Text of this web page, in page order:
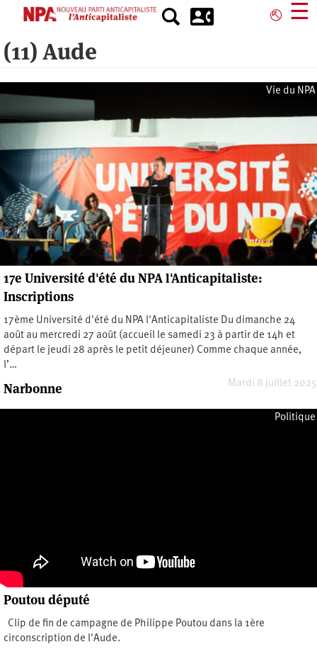
principal
⎋ ☰
(11) Aude
Vie du NPA
17e Université d'été du NPA l'Anticapitaliste:
Inscriptions
17ème Université d'été du NPA l'Anticapitaliste Du dimanche 24
août au mercredi 27 août (accueil le samedi 23 à partir de 14h et
départ le jeudi 28 après le petit déjeuner) Comme chaque année,
l’…
Mardi 8 juillet 2025
Narbonne
Dimanche 5 janvier 2025
Politique
Poutou député
Clip de fin de campagne de Philippe Poutou dans la 1ère
circonscription de l'Aude.